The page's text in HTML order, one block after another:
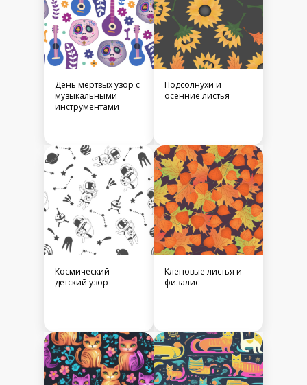
День мертвых узор с
музыкальными
инструментами
Подсолнухи и
осенние листья
Космический
детский узор
Кленовые листья и
физалис